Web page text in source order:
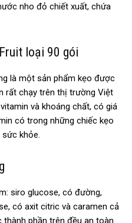
nho đỏ chiết xuất, chứa
loại 90 gói
là một sản phẩm kẹo được
rất chạy trên thị trường Việt
và khoáng chất, có giá
có trong những chiếc kẹo
khỏe.
siro glucose, có đường,
có axit citric và caramen cả
phần trên đều an toàn